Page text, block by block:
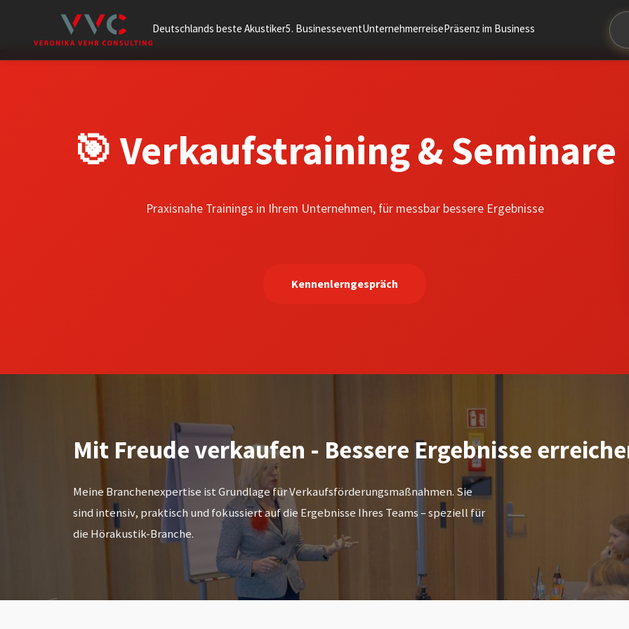
Deutschlands beste Akustiker5. BusinesseventUnternehmerreisePräsenz im Business
🎯 Verkaufstraining & Seminare
Praxisnahe Trainings in Ihrem Unternehmen, für messbar bessere Ergebnisse
Kennenlerngespräch
Mit Freude verkaufen - Bessere Ergebnisse
Meine Branchenexpertise ist Grundlage für Verkaufsförderungsmaßnahmen. Sie
sind intensiv, praktisch und fokussiert auf die Ergebnisse Ihres Teams – speziell für
die Hörakustik-Branche.